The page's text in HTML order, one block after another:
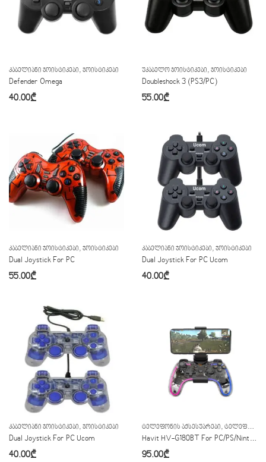
ᲙᲐᲑᲔᲚᲘᲐᲜᲘ ᲯᲝᲘᲡᲢᲘᲙᲔᲑᲘ, ᲯᲝᲘᲡᲢᲘᲙᲔᲑᲘ
Defender Omega
40.00₾
ᲣᲙᲐᲑᲔᲚᲝ ᲯᲝᲘᲡᲢᲘᲙᲔᲑᲘ, ᲯᲝᲘᲡᲢᲘᲙᲔᲑᲘ
Doubleshock 3 (PS3/PC)
55.00₾
ᲙᲐᲑᲔᲚᲘᲐᲜᲘ ᲯᲝᲘᲡᲢᲘᲙᲔᲑᲘ, ᲯᲝᲘᲡᲢᲘᲙᲔᲑᲘ
Dual Joystick For PC
55.00₾
ᲙᲐᲑᲔᲚᲘᲐᲜᲘ ᲯᲝᲘᲡᲢᲘᲙᲔᲑᲘ, ᲯᲝᲘᲡᲢᲘᲙᲔᲑᲘ
Dual Joystick For PC Ucom
40.00₾
ᲙᲐᲑᲔᲚᲘᲐᲜᲘ ᲯᲝᲘᲡᲢᲘᲙᲔᲑᲘ, ᲯᲝᲘᲡᲢᲘᲙᲔᲑᲘ
Dual Joystick For PC Ucom
40.00₾
ᲢᲔᲚᲔᲤᲝᲜᲘᲡ ᲐᲥᲡᲔᲡᲣᲐᲠᲔᲑᲘ, ᲢᲔᲚᲔᲤᲝᲜᲘᲡ ᲯᲝᲘᲡᲢᲘᲙᲔᲑᲘ
Havit HV-G180BT For PC/PS/Nintendo/Android/Ios
95.00₾